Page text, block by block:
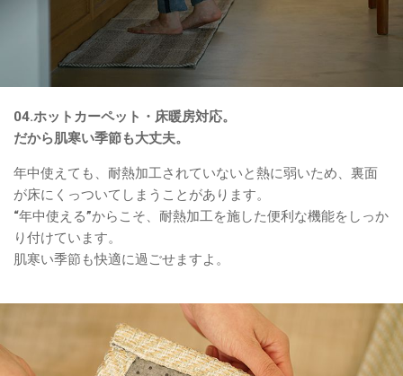
04.ホットカーペット・床暖房対応。
だから肌寒い季節も大丈夫。
年中使えても、耐熱加工されていないと熱に弱いため、裏面
が床にくっついてしまうことがあります。
“年中使える”からこそ、耐熱加工を施した便利な機能をしっか
り付けています。
肌寒い季節も快適に過ごせますよ。